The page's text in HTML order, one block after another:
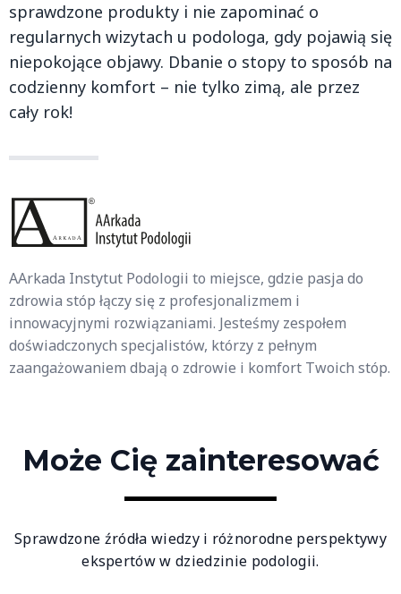
sprawdzone produkty i nie zapominać o
regularnych wizytach u podologa, gdy pojawią się
niepokojące objawy. Dbanie o stopy to sposób na
codzienny komfort – nie tylko zimą, ale przez
cały rok!
AArkada Instytut Podologii to miejsce, gdzie pasja do
zdrowia stóp łączy się z profesjonalizmem i
innowacyjnymi rozwiązaniami. Jesteśmy zespołem
doświadczonych specjalistów, którzy z pełnym
zaangażowaniem dbają o zdrowie i komfort Twoich stóp.
Może Cię zainteresować
Sprawdzone źródła wiedzy i różnorodne perspektywy
ekspertów w dziedzinie podologii.